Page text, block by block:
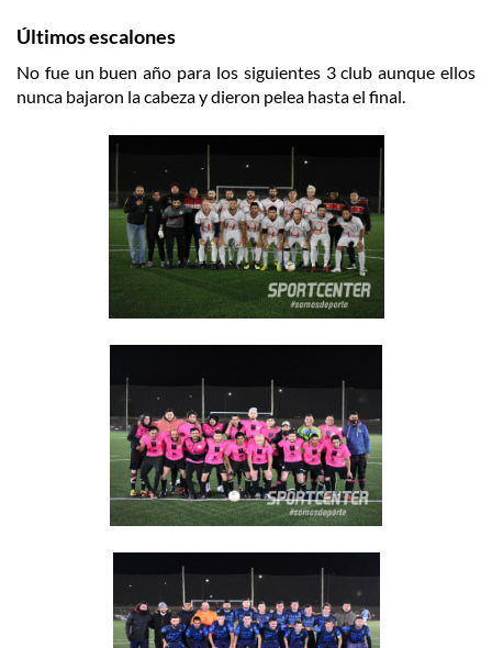
Últimos escalones
No fue un buen año para los siguientes 3 club aunque ellos
nunca bajaron la cabeza y dieron pelea hasta el final.